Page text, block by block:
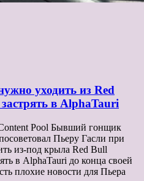
уходить из Red
в AlphaTauri
Pool Бывший гонщик
Пьеру Гасли при
из-под крыла Red Bull
в AlphaTauri до конца своей
плохие новости для Пьера